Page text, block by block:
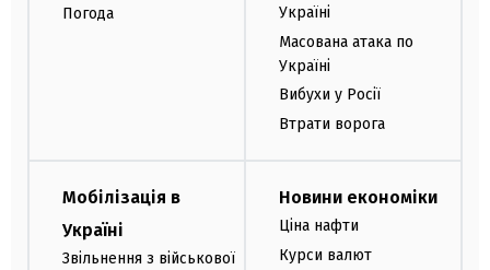
Погода
Україні
Масована атака по
Україні
Вибухи у Росії
Втрати ворога
Мобілізація в
Україні
Звільнення з військової
Новини економіки
Ціна нафти
Курси валют